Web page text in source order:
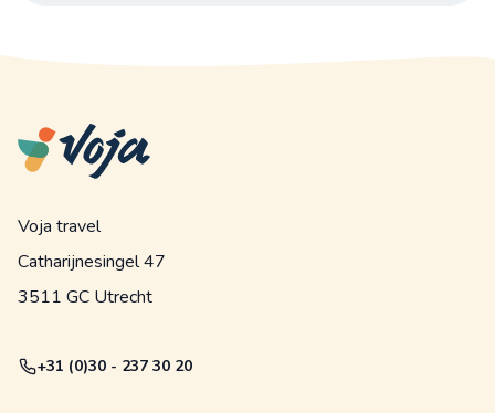
Voja travel
Catharijnesingel 47
3511 GC Utrecht
+31 (0)30 - 237 30 20